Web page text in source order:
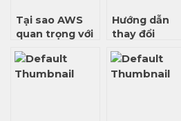
Tại sao AWS
quan trọng với
(Cập nhật
2026)
Hướng dẫn
thay đổi
Database
trong AWS